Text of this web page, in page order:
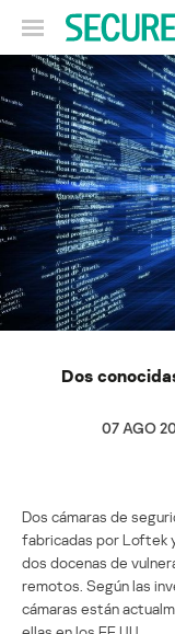
Dos
07 AGO
Dos cámaras de
fabricadas por Loftek
dos docenas de
remotos. Según las
cámaras están